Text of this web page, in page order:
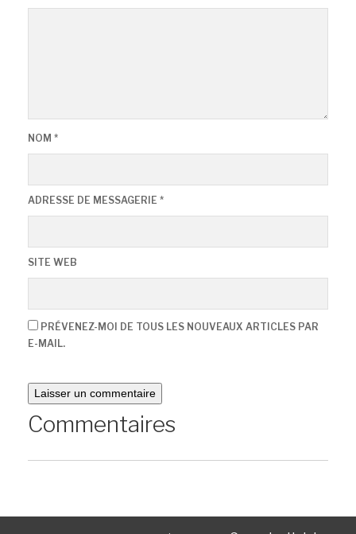
NOM *
ADRESSE DE MESSAGERIE *
SITE WEB
PRÉVENEZ-MOI DE TOUS LES NOUVEAUX ARTICLES PAR
E-MAIL.
Commentaires